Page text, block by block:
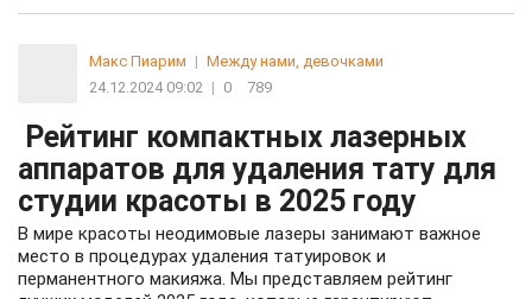
Макс Пиарим | Между нами, девочками
24.12.2024 09:02 | 0 789
Рейтинг компактных лазерных
аппаратов для удаления тату для
студии красоты в 2025 году
В мире красоты неодимовые лазеры занимают важное
место в процедурах удаления татуировок и
перманентного макияжа. Мы представляем рейтинг